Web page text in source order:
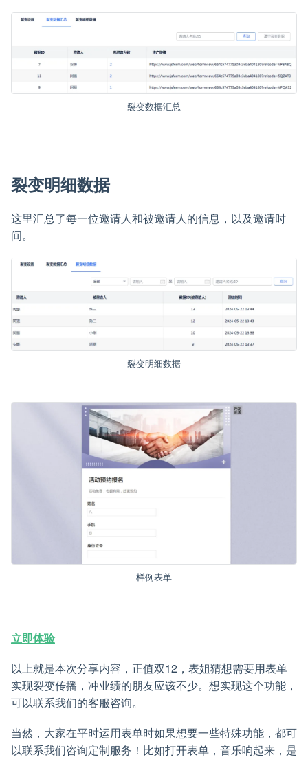
裂变数据汇总
裂变明细数据
这里汇总了每一位邀请人和被邀请人的信息，以及邀请时
间。
裂变明细数据
样例表单
立即体验
以上就是本次分享内容，正值双12，表姐猜想需要用表单
实现裂变传播，冲业绩的朋友应该不少。想实现这个功能，
可以联系我们的客服咨询。
当然，大家在平时运用表单时如果想要一些特殊功能，都可
以联系我们咨询定制服务！比如打开表单，音乐响起来，是